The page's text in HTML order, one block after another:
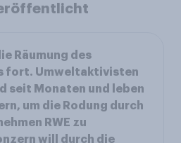
Räumung des
fort. Umweltaktivisten
seit Monaten und leben
um die Rodung durch
RWE zu
will durch die